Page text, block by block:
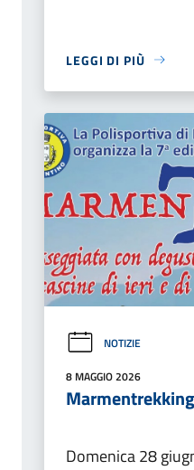
LEGGI DI PIÙ
NOTIZIE
8 MAGGIO 2026
Domenica 28